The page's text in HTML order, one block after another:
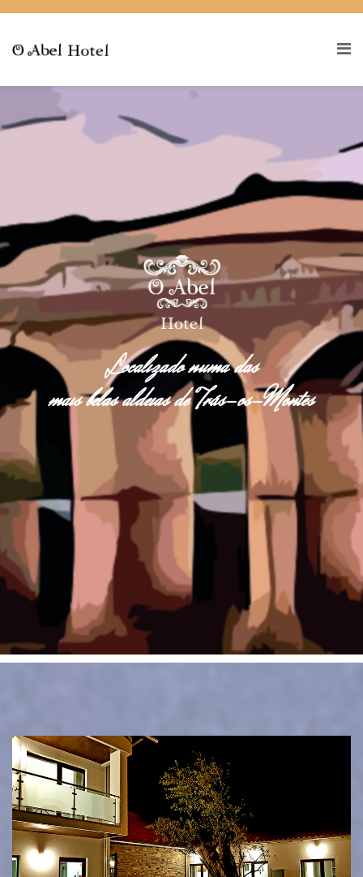
Localizado numa das
mais belas aldeias de Trás-os-Montes